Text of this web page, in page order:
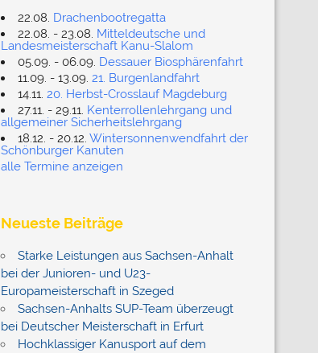
22.08. Drachenbootregatta
22.08. - 23.08. Mitteldeutsche und
Landesmeisterschaft Kanu-Slalom
05.09. - 06.09. Dessauer Biosphärenfahrt
11.09. - 13.09. 21. Burgenlandfahrt
14.11. 20. Herbst-Crosslauf Magdeburg
27.11. - 29.11. Kenterrollenlehrgang und
allgemeiner Sicherheitslehrgang
18.12. - 20.12. Wintersonnenwendfahrt der
Schönburger Kanuten
alle Termine anzeigen
Neueste Beiträge
Starke Leistungen aus Sachsen-Anhalt
bei der Junioren- und U23-
Europameisterschaft in Szeged
Sachsen-Anhalts SUP-Team überzeugt
bei Deutscher Meisterschaft in Erfurt
Hochklassiger Kanusport auf dem